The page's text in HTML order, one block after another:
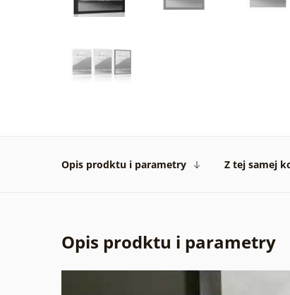
Opis prodktu i parametry Z tej samej
Opis prodktu i parametry